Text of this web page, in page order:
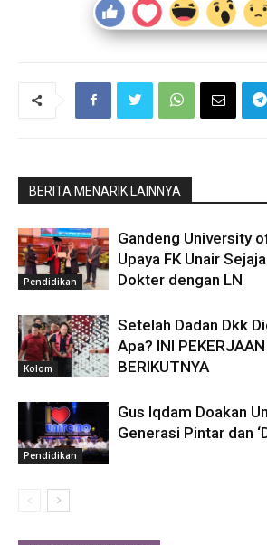
BERITA MENARIK LAINNYA
Pendidikan
Gandeng University
Upaya FK Unair
Dokter dengan LN
Kolom
Setelah Dadan Dkk
Apa? INI
BERIKUTNYA
Pendidikan
Gus Iqdam Doakan
Generasi Pintar dan